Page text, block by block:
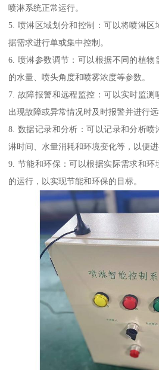
喷淋系统正常运行。
5. 喷淋区域划分和控制：可以将喷淋区
据需求进行单或集中控制。
6. 喷淋参数调节：可以根据不同的植物
的水量、喷头角度和喷雾浓度等参数。
7. 故障报警和远程监控：可以实时监
出现故障或异常情况时及时报警并进行远
8. 数据记录和分析：可以记录和分析
淋时间、水量消耗和环境变化等，以便进
9. 节能和环保：可以根据实际需求和
的运行，以实现节能和环保的目标。